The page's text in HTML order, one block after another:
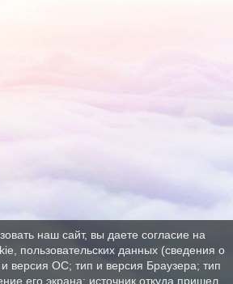
наш сайт, вы даете согласие на
пользовательских данных (сведения о
версия ОС; тип и версия Браузера; тип
его экрана; источник откуда пришел